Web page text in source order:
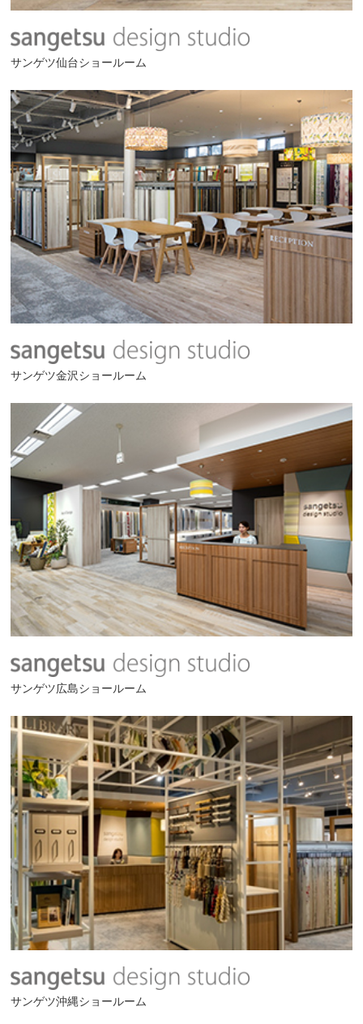
サンゲツ仙台ショールーム
サンゲツ金沢ショールーム
サンゲツ広島ショールーム
サンゲツ沖縄ショールーム